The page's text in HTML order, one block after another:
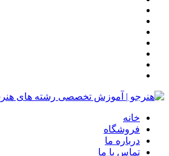
خانه
فروشگاه
درباره ما
تماس با ما